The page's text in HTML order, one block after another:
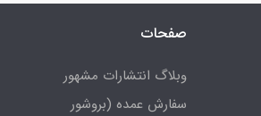
صفحات
وبلاگ انتشارات مشهور
سفارش عمده (بروشور